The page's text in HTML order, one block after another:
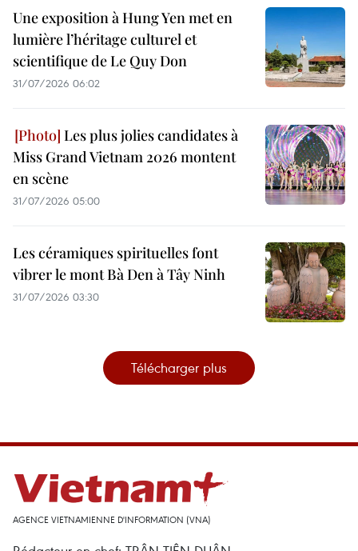
Une exposition à Hung Yen met en
lumière l’héritage culturel et
scientifique de Le Quy Don
31/07/2026 06:02
Les plus jolies candidates à
Miss Grand Vietnam 2026 montent
en scène
31/07/2026 05:00
Les céramiques spirituelles font
vibrer le mont Bà Den à Tây Ninh
31/07/2026 03:30
Télécharger plus
AGENCE VIETNAMIENNE D'INFORMATION (VNA)